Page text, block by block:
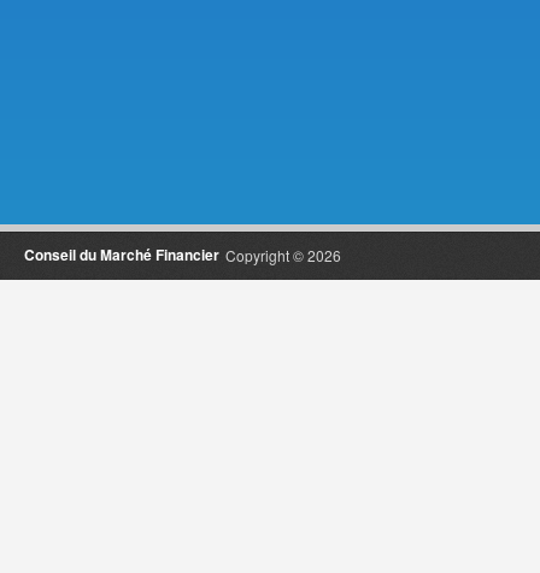
Copyright © 2026
Conseil du Marché Financier